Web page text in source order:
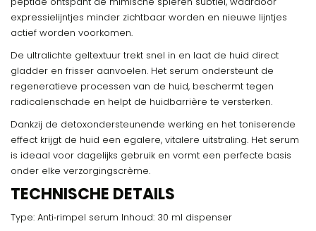
expressielijntjes minder zichtbaar worden en nieuwe lijntjes
actief worden voorkomen.
De ultralichte geltextuur trekt snel in en laat de huid direct
gladder en frisser aanvoelen. Het serum ondersteunt de
regeneratieve processen van de huid, beschermt tegen
radicalenschade en helpt de huidbarrière te versterken.
Dankzij de detoxondersteunende werking en het toniserende
effect krijgt de huid een egalere, vitalere uitstraling. Het serum
is ideaal voor dagelijks gebruik en vormt een perfecte basis
onder elke verzorgingscrème.
TECHNISCHE DETAILS
Type: Anti‑rimpel serum Inhoud: 30 ml dispenser